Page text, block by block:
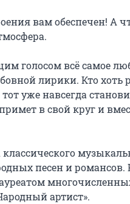
вам обеспечен! А
голосом всё самое
лирики. Кто
уже навсегда
в свой круг и
песен и
артист».